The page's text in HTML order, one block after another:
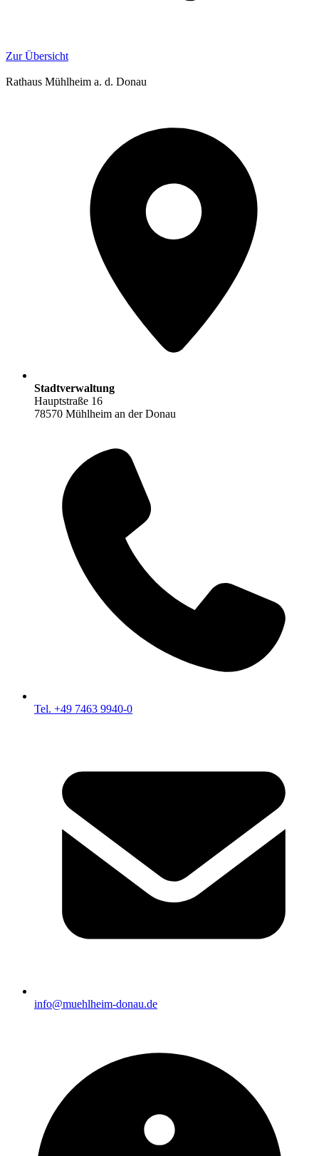
Zur Übersicht
Rathaus Mühlheim a. d. Donau
Stadtverwaltung
Hauptstraße 16
78570 Mühlheim an der Donau
Tel. +49 7463 9940-0
info@muehlheim-donau.de